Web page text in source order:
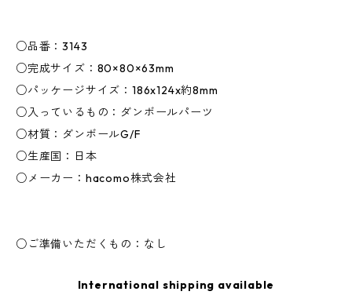
○品番：3143
○完成サイズ：80×80×63mm
○パッケージサイズ：186x124x約8mm
○入っているもの：ダンボールパーツ
○材質：ダンボールG/F
○生産国：日本
○メーカー：hacomo株式会社
○ご準備いただくもの：なし
International shipping available